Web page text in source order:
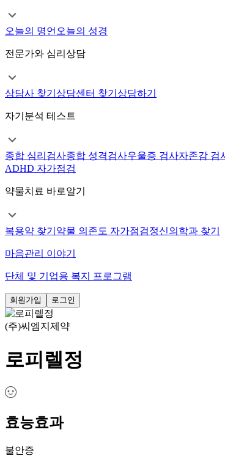
오늘의 명언 오늘의 성경
전문가와 심리상담
상담사 찾기 상담센터 찾기 상담하기
자기분석 테스트
종합 심리검사종합 성격검사우울증 검사자존감 검
ADHD 자가점검
약물치료 바로알기
복용약 찾기 약물 의존도 자가점검정신의학과 찾기
마음관리 이야기
단체 및 기업용 복지 프로그램
회원가입 로그인
(주)씨엠지제약
로피렐정
효능효과
불안증